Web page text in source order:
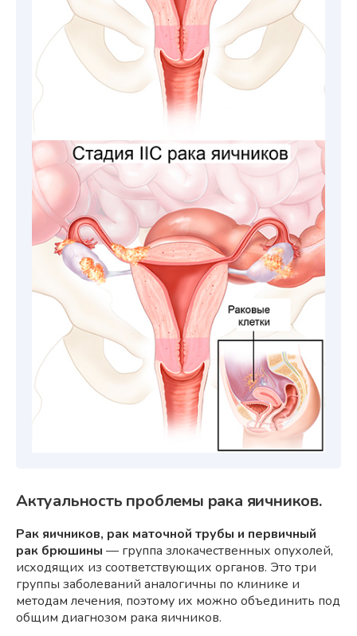
Актуальность проблемы рака яичников.
Рак яичников, рак маточной трубы и первичный
рак брюшины — группа злокачественных опухолей,
исходящих из соответствующих органов. Это три
группы заболеваний аналогичны по клинике и
методам лечения, поэтому их можно объединить под
общим диагнозом рака яичников.